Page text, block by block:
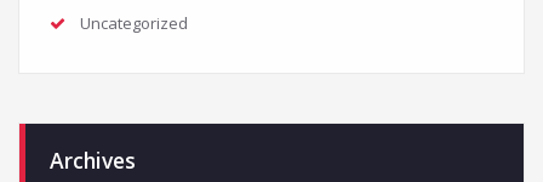
Uncategorized
Archives